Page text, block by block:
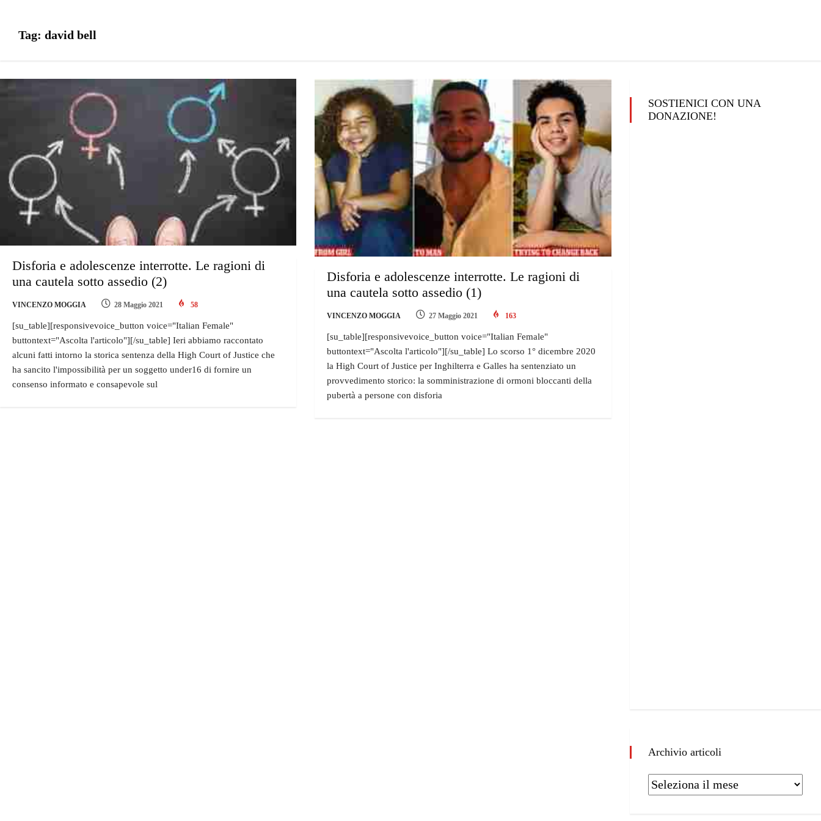
Tag: david bell
Disforia e adolescenze interrotte. Le ragioni di
una cautela sotto assedio (2)
VINCENZO MOGGIA 28 Maggio 2021 58
[su_table][responsivevoice_button voice="Italian Female"
buttontext="Ascolta l'articolo"][/su_table] Ieri abbiamo raccontato
alcuni fatti intorno la storica sentenza della High Court of Justice che
ha sancito l'impossibilità per un soggetto under16 di fornire un
consenso informato e consapevole sul
Disforia e adolescenze interrotte. Le ragioni di
una cautela sotto assedio (1)
VINCENZO MOGGIA 27 Maggio 2021 163
[su_table][responsivevoice_button voice="Italian Female"
buttontext="Ascolta l'articolo"][/su_table] Lo scorso 1° dicembre 2020
la High Court of Justice per Inghilterra e Galles ha sentenziato un
provvedimento storico: la somministrazione di ormoni bloccanti della
pubertà a persone con disforia
SOSTIENICI CON UNA
DONAZIONE!
Archivio articoli